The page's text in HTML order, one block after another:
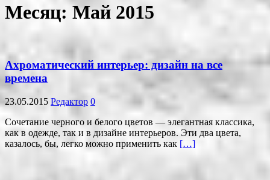
Месяц: Май 2015
Ахроматический интерьер: дизайн на все
времена
23.05.2015 Редактор 0
Сочетание черного и белого цветов — элегантная классика,
как в одежде, так и в дизайне интерьеров. Эти два цвета,
казалось, бы, легко можно применить как […]